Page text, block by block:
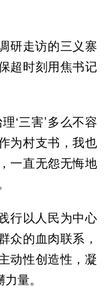
研走访的三义寨
超时刻用焦书记
‘三害’多么不容
为村支书，我也
一直无怨无悔地
行以人民为中心
众的血肉联系，
动性创造性，凝
量。